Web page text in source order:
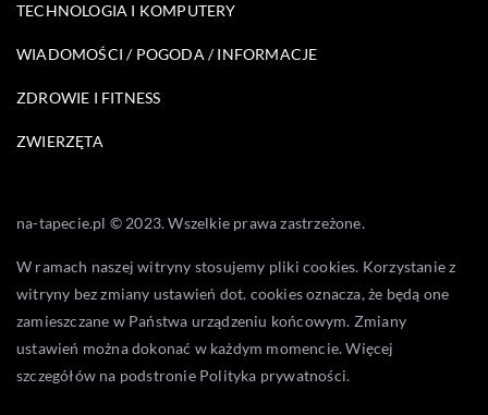
TECHNOLOGIA I KOMPUTERY
WIADOMOŚCI / POGODA / INFORMACJE
ZDROWIE I FITNESS
ZWIERZĘTA
na-tapecie.pl © 2023. Wszelkie prawa zastrzeżone.
W ramach naszej witryny stosujemy pliki cookies. Korzystanie z
witryny bez zmiany ustawień dot. cookies oznacza, że będą one
zamieszczane w Państwa urządzeniu końcowym. Zmiany
ustawień można dokonać w każdym momencie. Więcej
szczegółów na podstronie Polityka prywatności.